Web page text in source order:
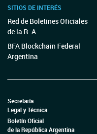
SITIOS DE INTERÉS
Red de Boletines Oficiales
de la R. A.
BFA Blockchain Federal
Argentina
Secretaría
Legal y Técnica
Boletín Oficial
de la República Argentina